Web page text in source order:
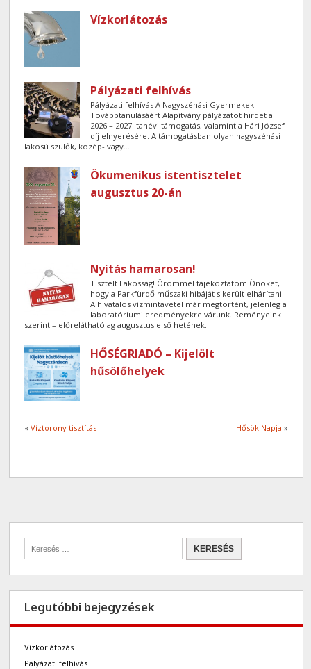
Vízkorlátozás
Pályázati felhívás
Pályázati felhívás A Nagyszénási Gyermekek
Továbbtanulásáért Alapítvány pályázatot hirdet a
2026 – 2027. tanévi támogatás, valamint a Hári József
díj elnyerésére. A támogatásban olyan nagyszénási
lakosú szülők, közép- vagy...
Ökumenikus istentisztelet
augusztus 20-án
Nyitás hamarosan!
Tisztelt Lakosság! Örömmel tájékoztatom Önöket,
hogy a Parkfürdő műszaki hibáját sikerült elhárítani.
A hivatalos vízmintavétel már megtörtént, jelenleg a
laboratóriumi eredményekre várunk. Reményeink
szerint – előreláthatólag augusztus első hetének...
HŐSÉGRIADÓ – Kijelölt
hűsölőhelyek
«Víztorony tisztítás Hősök Napja »
Legutóbbi bejegyzések
Vízkorlátozás
Pályázati felhívás